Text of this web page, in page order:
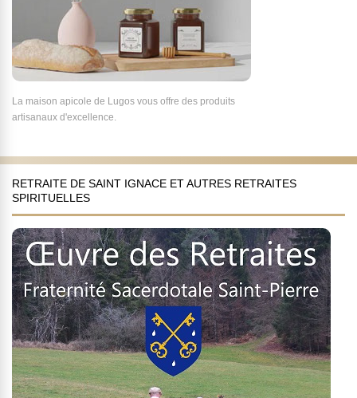
La maison apicole de Lugos vous offre des produits
artisanaux d'excellence.
RETRAITE DE SAINT IGNACE ET AUTRES RETRAITES
SPIRITUELLES